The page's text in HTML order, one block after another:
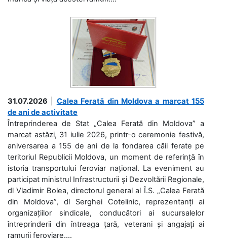
31.07.2026
Calea Ferată din Moldova a marcat 155
de ani de activitate
Întreprinderea de Stat „Calea Ferată din Moldova” a
marcat astăzi, 31 iulie 2026, printr-o ceremonie festivă,
aniversarea a 155 de ani de la fondarea căii ferate pe
teritoriul Republicii Moldova, un moment de referință în
istoria transportului feroviar național. La eveniment au
participat ministrul Infrastructurii și Dezvoltării Regionale,
dl Vladimir Bolea, directorul general al Î.S. „Calea Ferată
din Moldova”, dl Serghei Cotelinic, reprezentanți ai
organizațiilor sindicale, conducători ai sucursalelor
întreprinderii din întreaga țară, veterani și angajați ai
ramurii feroviare....